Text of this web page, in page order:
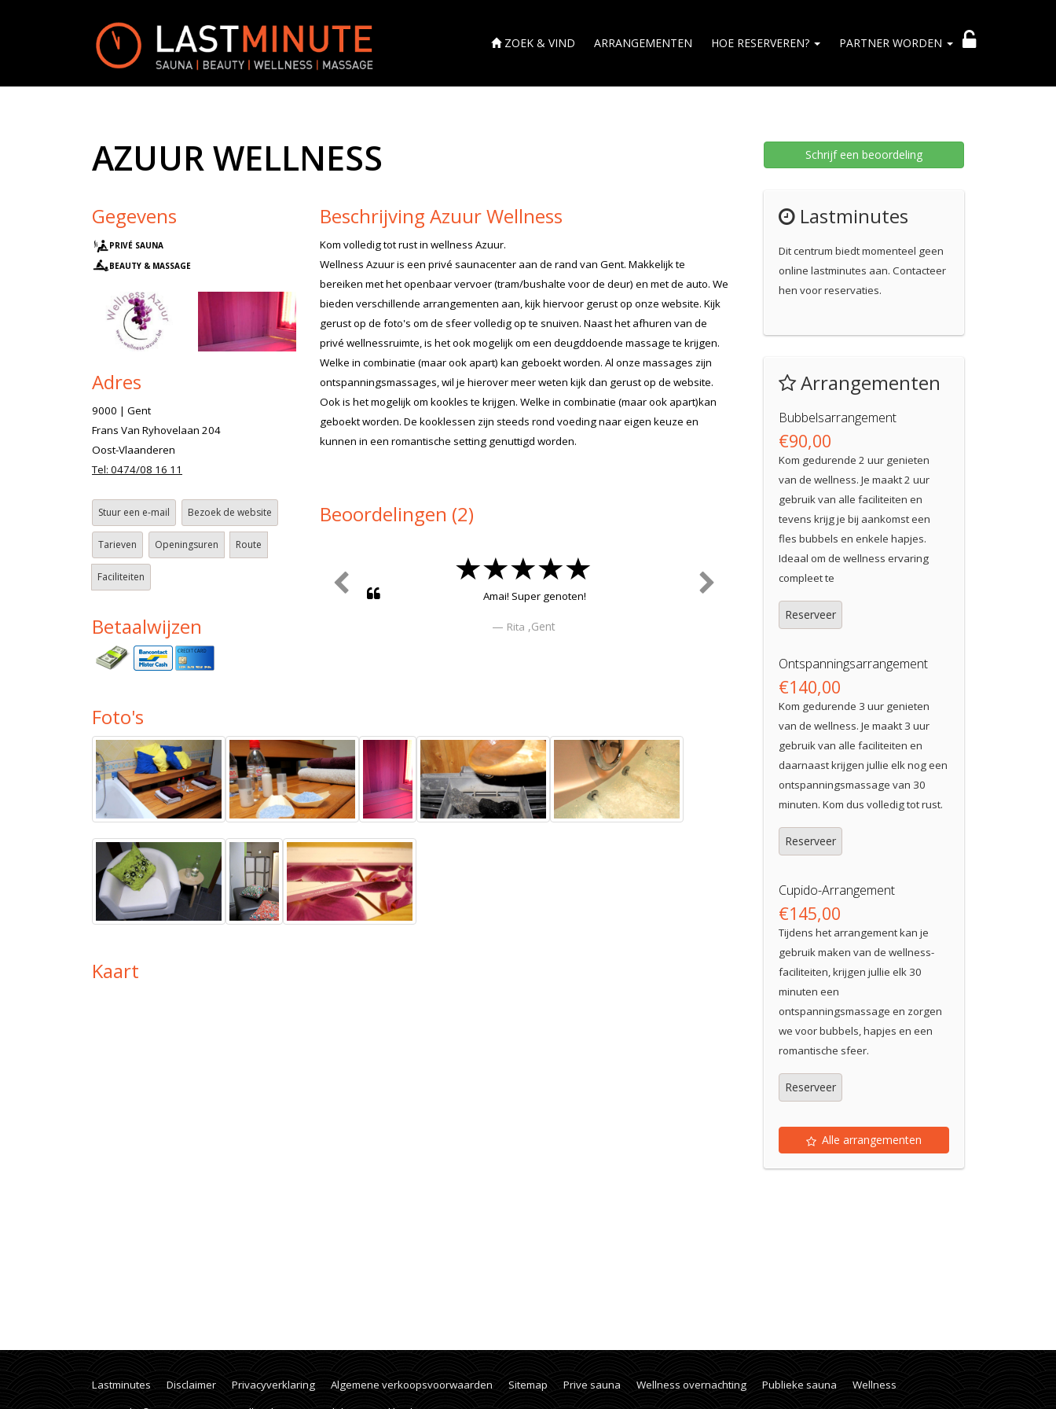
ZOEK & VIND ARRANGEMENTEN HOE RESERVEREN? PARTNER WORDEN
AZUUR WELLNESS
Gegevens
PRIVÉ SAUNA
BEAUTY & MASSAGE
Adres
9000 | Gent
Frans Van Ryhovelaan 204
Oost-Vlaanderen
Tel: 0474/08 16 11
Stuur een e-mail Bezoek de website
Tarieven Openingsuren Route
Faciliteiten
Betaalwijzen
Beschrijving Azuur Wellness
Kom volledig tot rust in wellness Azuur.
Wellness Azuur is een privé saunacenter aan de rand van Gent. Makkelijk te
bereiken met het openbaar vervoer (tram/bushalte voor de deur) en met de auto. We
bieden verschillende arrangementen aan, kijk hiervoor gerust op onze website. Kijk
gerust op de foto's om de sfeer volledig op te snuiven. Naast het afhuren van de
privé wellnessruimte, is het ook mogelijk om een deugddoende massage te krijgen.
Welke in combinatie (maar ook apart) kan geboekt worden. Al onze massages zijn
ontspanningsmassages, wil je hierover meer weten kijk dan gerust op de website.
Ook is het mogelijk om kookles te krijgen. Welke in combinatie (maar ook apart)kan
geboekt worden. De kooklessen zijn steeds rond voeding naar eigen keuze en
kunnen in een romantische setting genuttigd worden.
Beoordelingen (2)
Amai! Super genoten!
Rita ,Gent
Foto's
Kaart
Schrijf een beoordeling
Lastminutes
Dit centrum biedt momenteel geen
online lastminutes aan. Contacteer
hen voor reservaties.
Arrangementen
Bubbelsarrangement
€90,00
Kom gedurende 2 uur genieten
van de wellness. Je maakt 2 uur
gebruik van alle faciliteiten en
tevens krijg je bij aankomst een
fles bubbels en enkele hapjes.
Ideaal om de wellness ervaring
compleet te
Reserveer
Ontspanningsarrangement
€140,00
Kom gedurende 3 uur genieten
van de wellness. Je maakt 3 uur
gebruik van alle faciliteiten en
daarnaast krijgen jullie elk nog een
ontspanningsmassage van 30
minuten. Kom dus volledig tot rust.
Reserveer
Cupido-Arrangement
€145,00
Tijdens het arrangement kan je
gebruik maken van de wellness-
faciliteiten, krijgen jullie elk 30
minuten een
ontspanningsmassage en zorgen
we voor bubbels, hapjes en een
romantische sfeer.
Reserveer
Alle arrangementen
Lastminutes Disclaimer Privacyverklaring Algemene verkoopsvoorwaarden Sitemap Prive sauna Wellness overnachting Publieke sauna
Wellness